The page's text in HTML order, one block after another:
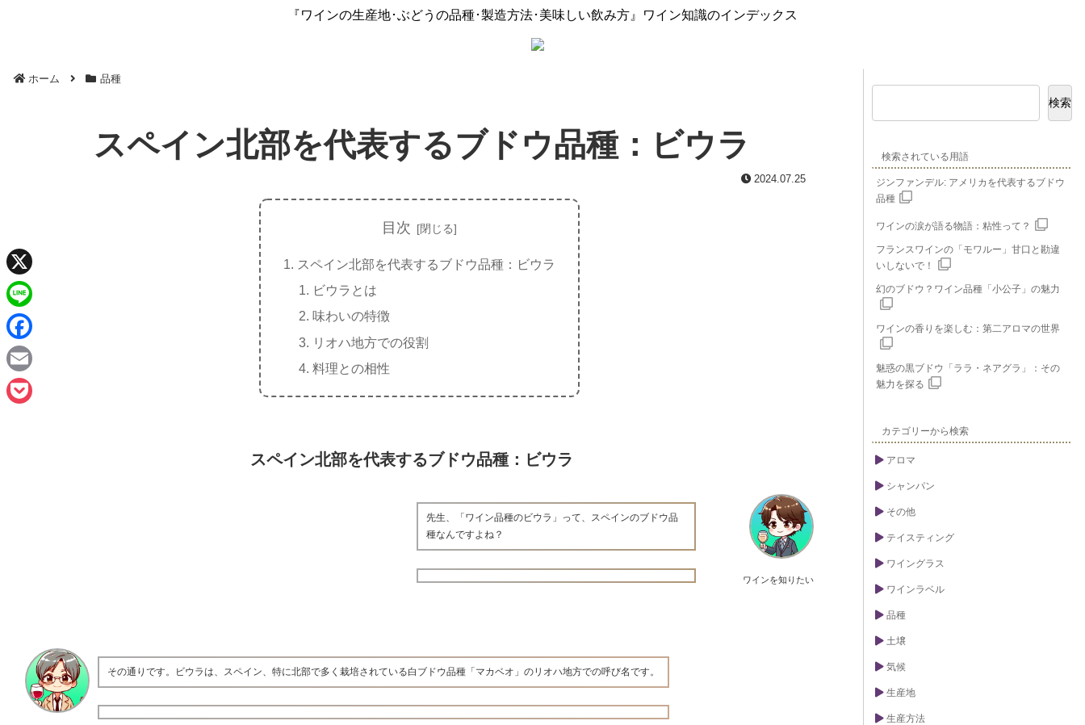
『ワインの生産地･ぶどうの品種･製造方法･美味しい飲み方』ワイン知識のインデックス
ホーム 品種
スペイン北部を代表するブドウ品種：ビウラ
2024.07.25
目次
スペイン北部を代表するブドウ品種：ビウラ
ビウラとは
味わいの特徴
リオハ地方での役割
料理との相性
スペイン北部を代表するブドウ品種：ビウラ
ワインを知りたい
先生、「ワイン品種のビウラ」って、スペインのブドウ品
種なんですよね？
その通りです。ビウラは、スペイン、特に北部で多く栽培されている白ブドウ品種「マカベオ」のリオハ地方での呼び名です。
検索
検索されている用語
ジンファンデル: アメリカを代表するブドウ
品種
ワインの涙が語る物語：粘性って？
フランスワインの「モワルー」甘口と勘違
いしないで！
幻のブドウ？ワイン品種「小公子」の魅力
ワインの香りを楽しむ：第二アロマの世界
魅惑の黒ブドウ「ララ・ネアグラ」：その
魅力を探る
カテゴリーから検索
アロマ
シャンパン
その他
テイスティング
ワイングラス
ワインラベル
品種
土壌
気候
生産地
生産方法
X
L
n
e
F
a
c
E